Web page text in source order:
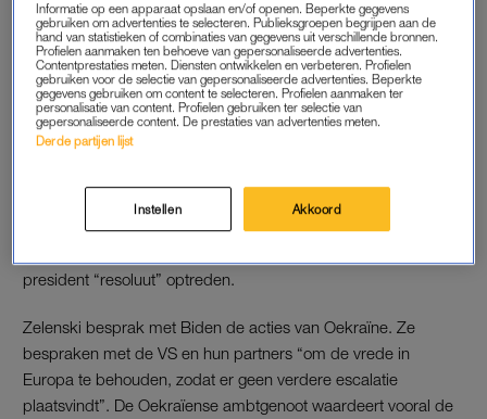
NAVO-landen vrezen een Russische inval. De afgelopen tijd
hebbenmeerdere westerse leiders steun uitgesprokenaan
Oekraïne en het Kremlin gewaarschuwd voor de gevolgen van
een inval.
In een telefoongesprek begin januari liet Biden zijn Oekraïense
ambtgenoot Volodimir Zelenski weten dat hij hen steunt. Als
president “resoluut” optreden.
Zelenski besprak met Biden de acties van Oekraïne. Ze
bespraken met de VS en hun partners “om de vrede in
Europa te behouden, zodat er geen verdere escalatie
plaatsvindt”. De Oekraïense ambtgenoot waardeert vooral de
Informatie op een apparaat opslaan en/of openen. Beperkte gegevens
gebruiken om advertenties te selecteren. Publieksgroepen begrijpen aan de
hand van statistieken of combinaties van gegevens uit verschillende bronnen.
Profielen aanmaken ten behoeve van gepersonaliseerde advertenties.
Contentprestaties meten. Diensten ontwikkelen en verbeteren. Profielen
gebruiken voor de selectie van gepersonaliseerde advertenties. Beperkte
gegevens gebruiken om content te selecteren. Profielen aanmaken ter
personalisatie van content. Profielen gebruiken ter selectie van
gepersonaliseerde content. De prestaties van advertenties meten.
Derde partijen lijst
Instellen Akkoord